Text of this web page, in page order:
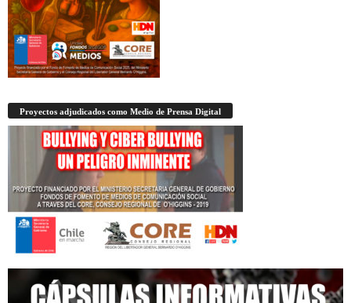
Proyectos adjudicados como Medio de Prensa Digital